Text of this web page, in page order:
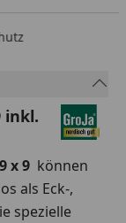
inkl.
x 9 können
als Eck-,
spezielle